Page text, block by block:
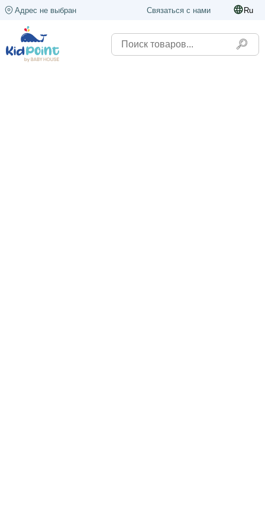
Адрес не выбран Связаться с нами Ru